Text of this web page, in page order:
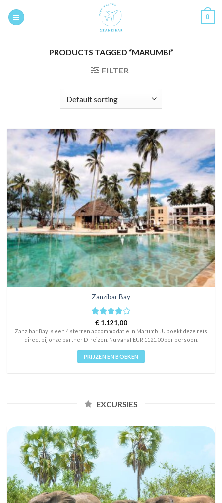
0
PRODUCTS TAGGED “MARUMBI”
FILTER
Zanzibar Bay
Rated4
out of 5
€1.121,00
Zanzibar Bay is een 4 sterren accommodatie in Marumbi. U boekt deze reis
direct bij onze partner D-reizen. Nu vanaf EUR 1121.00 per persoon.
PRIJZEN EN BOEKEN
EXCURSIES